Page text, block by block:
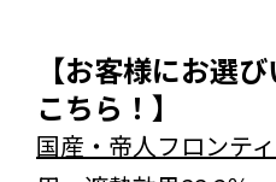
【お客様にお選
こちら！】
国産・帝人フロンテ